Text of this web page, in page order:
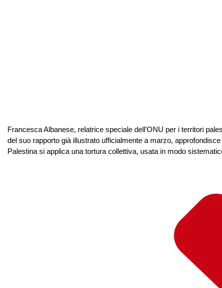
Francesca Albanese, relatrice speciale dell’ONU per i territori
del suo rapporto già illustrato ufficialmente a marzo,
Palestina si applica una tortura collettiva, usata in modo